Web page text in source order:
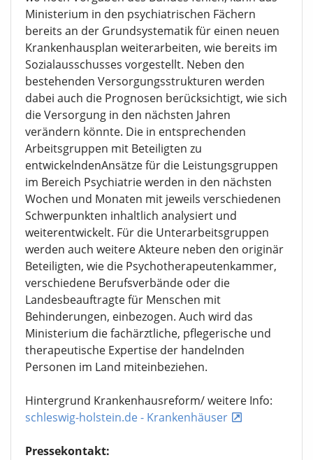
Ministerium in den psychiatrischen Fächern
bereits an der Grundsystematik für einen neuen
Krankenhausplan weiterarbeiten, wie bereits im
Sozialausschusses vorgestellt. Neben den
bestehenden Versorgungsstrukturen werden
dabei auch die Prognosen berücksichtigt, wie sich
die Versorgung in den nächsten Jahren
verändern könnte. Die in entsprechenden
Arbeitsgruppen mit Beteiligten zu
entwickelndenAnsätze für die Leistungsgruppen
im Bereich Psychiatrie werden in den nächsten
Wochen und Monaten mit jeweils verschiedenen
Schwerpunkten inhaltlich analysiert und
weiterentwickelt. Für die Unterarbeitsgruppen
werden auch weitere Akteure neben den originär
Beteiligten, wie die Psychotherapeutenkammer,
verschiedene Berufsverbände oder die
Landesbeauftragte für Menschen mit
Behinderungen, einbezogen. Auch wird das
Ministerium die fachärztliche, pflegerische und
therapeutische Expertise der handelnden
Personen im Land miteinbeziehen.
Hintergrund Krankenhausreform/ weitere Info:
schleswig-holstein.de - Krankenhäuser
Pressekontakt: